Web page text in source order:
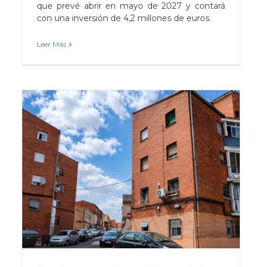
que prevé abrir en mayo de 2027 y contará
con una inversión de 4,2 millones de euros.
Leer Más